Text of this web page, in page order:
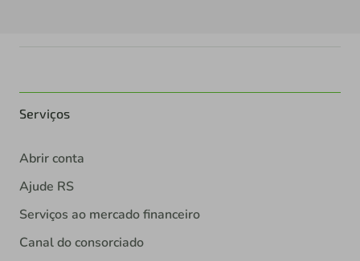
Serviços
Abrir conta
Ajude RS
Serviços ao mercado financeiro
Canal do consorciado